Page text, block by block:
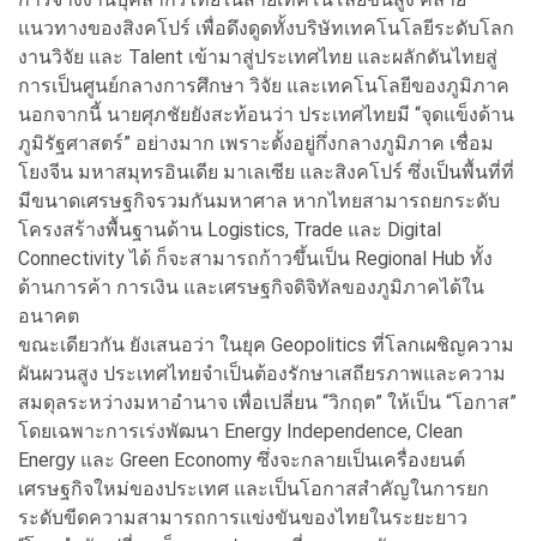
แนวทางของสิงคโปร์ เพื่อดึงดูดทั้งบริษัทเทคโนโลยีระดับโลก
งานวิจัย และ Talent เข้ามาสู่ประเทศไทย และผลักดันไทยสู่
การเป็นศูนย์กลางการศึกษา วิจัย และเทคโนโลยีของภูมิภาค
นอกจากนี้ นายศุภชัยยังสะท้อนว่า ประเทศไทยมี “จุดแข็งด้าน
ภูมิรัฐศาสตร์” อย่างมาก เพราะตั้งอยู่กึ่งกลางภูมิภาค เชื่อม
โยงจีน มหาสมุทรอินเดีย มาเลเซีย และสิงคโปร์ ซึ่งเป็นพื้นที่ที่
มีขนาดเศรษฐกิจรวมกันมหาศาล หากไทยสามารถยกระดับ
โครงสร้างพื้นฐานด้าน Logistics, Trade และ Digital
Connectivity ได้ ก็จะสามารถก้าวขึ้นเป็น Regional Hub ทั้ง
ด้านการค้า การเงิน และเศรษฐกิจดิจิทัลของภูมิภาคได้ใน
อนาคต
ขณะเดียวกัน ยังเสนอว่า ในยุค Geopolitics ที่โลกเผชิญความ
ผันผวนสูง ประเทศไทยจำเป็นต้องรักษาเสถียรภาพและความ
สมดุลระหว่างมหาอำนาจ เพื่อเปลี่ยน “วิกฤต” ให้เป็น “โอกาส”
โดยเฉพาะการเร่งพัฒนา Energy Independence, Clean
Energy และ Green Economy ซึ่งจะกลายเป็นเครื่องยนต์
เศรษฐกิจใหม่ของประเทศ และเป็นโอกาสสำคัญในการยก
ระดับขีดความสามารถการแข่งขันของไทยในระยะยาว